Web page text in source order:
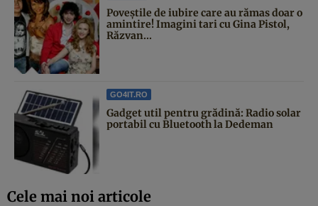
Poveştile de iubire care au rămas doar o
amintire! Imagini tari cu Gina Pistol,
Răzvan...
GO4IT.RO
Gadget util pentru grădină: Radio solar
portabil cu Bluetooth la Dedeman
Cele mai noi articole